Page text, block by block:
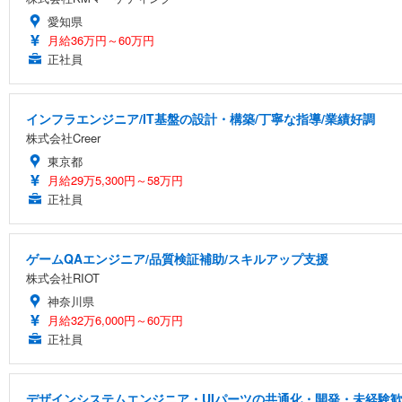
愛知県
月給36万円～60万円
正社員
インフラエンジニア/IT基盤の設計・構築/丁寧な指導/業績好調
株式会社Creer
東京都
月給29万5,300円～58万円
正社員
ゲームQAエンジニア/品質検証補助/スキルアップ支援
株式会社RIOT
神奈川県
月給32万6,000円～60万円
正社員
デザインシステムエンジニア・UIパーツの共通化・開発・未経験